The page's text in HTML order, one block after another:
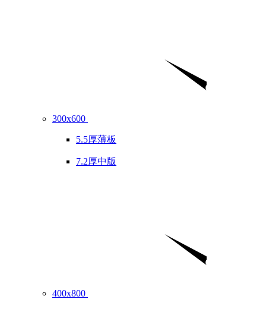
300x600
5.5厚薄板
7.2厚中版
400x800